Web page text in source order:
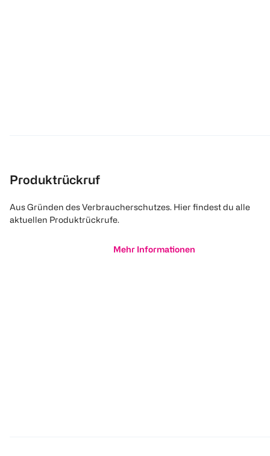
Produktrückruf
Aus Gründen des Verbraucherschutzes. Hier findest du alle
aktuellen Produktrückrufe.
Mehr Informationen